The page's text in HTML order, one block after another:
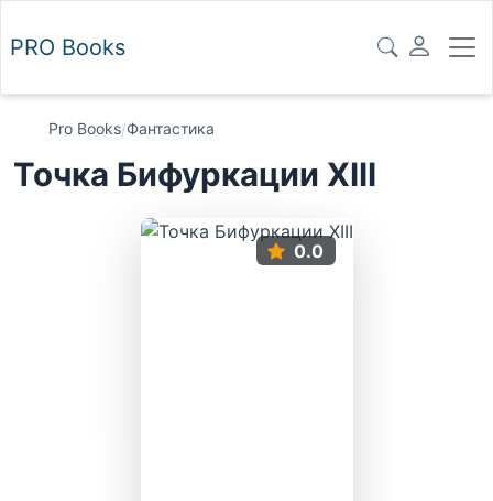
PRO Books
Pro Books/Фантастика
Точка Бифуркации XIII
0.0